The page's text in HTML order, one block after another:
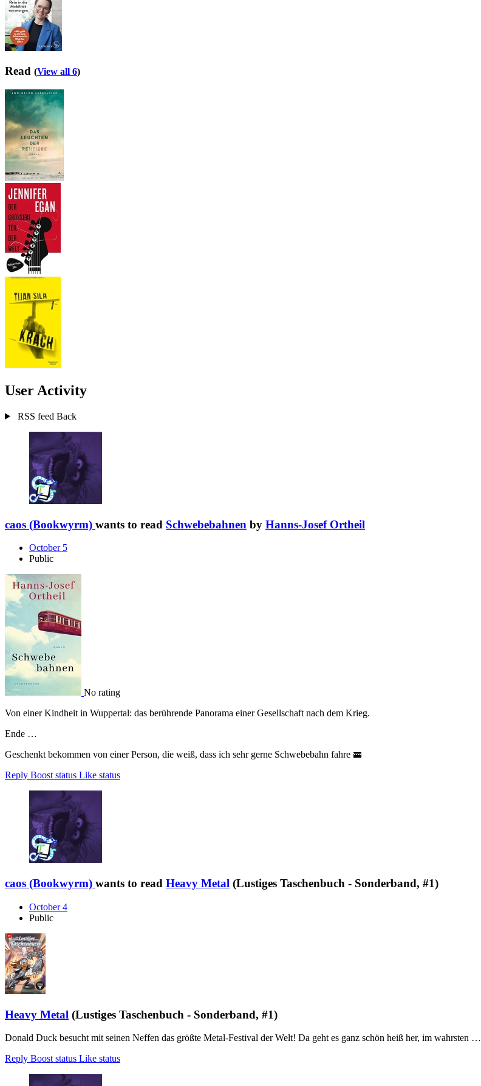
Read (View all 6)
User Activity
RSS feed Back
caos (Bookwyrm) wants to read Schwebebahnen by Hanns-Josef Ortheil
October 5
Public
No rating
Von einer Kindheit in Wuppertal: das berührende Panorama einer Gesellschaft nach dem Krieg.
Ende …
Geschenkt bekommen von einer Person, die weiß, dass ich sehr gerne Schwebebahn fahre 🚟
Reply Boost status Like status
caos (Bookwyrm) wants to read Heavy Metal (Lustiges Taschenbuch - Sonderband, #1)
October 4
Public
Heavy Metal (Lustiges Taschenbuch - Sonderband, #1)
Donald Duck besucht mit seinen Neffen das größte Metal-Festival der Welt! Da geht es ganz schön heiß her, im wahrsten …
Reply Boost status Like status